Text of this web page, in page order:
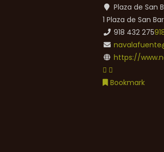
Plaza de San
1 Plaza de San
918 432 275
https://
Bookmark